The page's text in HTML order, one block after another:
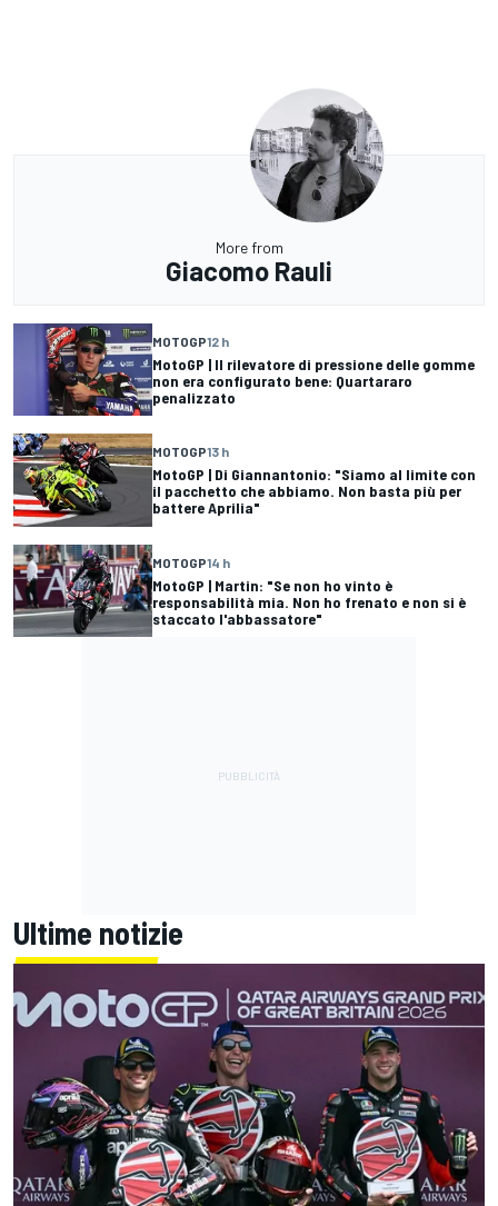
More from
Giacomo Rauli
MOTOGP12 h
MotoGP | Il rilevatore di pressione delle gomme
non era configurato bene: Quartararo
penalizzato
MOTOGP13 h
MotoGP | Di Giannantonio: "Siamo al limite con
il pacchetto che abbiamo. Non basta più per
battere Aprilia"
MOTOGP14 h
MotoGP | Martin: "Se non ho vinto è
responsabilità mia. Non ho frenato e non si è
staccato l'abbassatore"
Ultime notizie